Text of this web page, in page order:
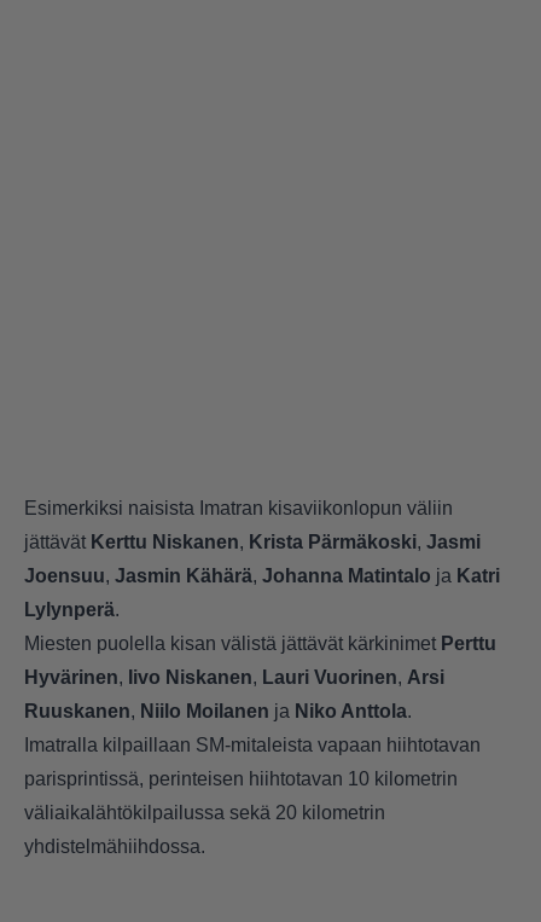
Esimerkiksi naisista Imatran kisaviikonlopun väliin
jättävät Kerttu Niskanen, Krista Pärmäkoski, Jasmi
Joensuu, Jasmin Kähärä, Johanna Matintalo ja Katri
Lylynperä.
Miesten puolella kisan välistä jättävät kärkinimet Perttu
Hyvärinen, Iivo Niskanen, Lauri Vuorinen, Arsi
Ruuskanen, Niilo Moilanen ja Niko Anttola.
Imatralla kilpaillaan SM-mitaleista vapaan hiihtotavan
parisprintissä, perinteisen hiihtotavan 10 kilometrin
väliaikalähtökilpailussa sekä 20 kilometrin
yhdistelmähiihdossa.